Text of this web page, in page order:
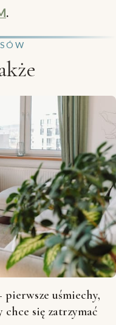
.
uśmiechy,
się zatrzymać